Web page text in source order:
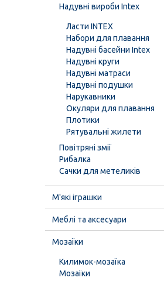
Надувні вироби Intex
Ласти INTEX
Набори для плавання
Надувні басейни Intex
Надувні круги
Надувні матраси
Надувні подушки
Нарукавники
Окуляри для плавання
Плотики
Рятувальні жилети
Повітряні змії
Рибалка
Сачки для метеликів
М'які іграшки
Меблі та аксесуари
Мозаїки
Килимок-мозаїка
Мозаїки